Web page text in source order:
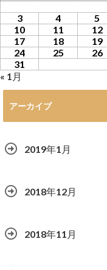
3
4 5
10
11 12
17
18 19
24
25 26
31
« 1月
アーカイブ
2019年1月
2018年12月
2018年11月